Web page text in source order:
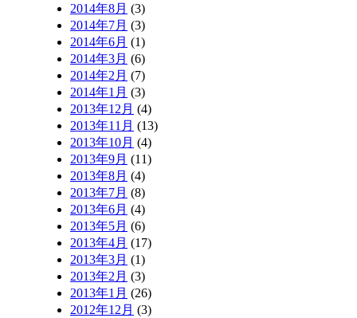
2014年8月 (3)
2014年7月 (3)
2014年6月 (1)
2014年3月 (6)
2014年2月 (7)
2014年1月 (3)
2013年12月 (4)
2013年11月 (13)
2013年10月 (4)
2013年9月 (11)
2013年8月 (4)
2013年7月 (8)
2013年6月 (4)
2013年5月 (6)
2013年4月 (17)
2013年3月 (1)
2013年2月 (3)
2013年1月 (26)
2012年12月 (3)